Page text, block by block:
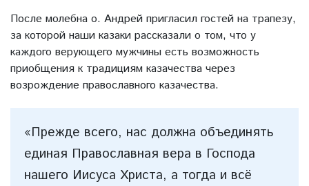
После молебна о. Андрей пригласил гостей на трапезу,
за которой наши казаки рассказали о том, что у
каждого верующего мужчины есть возможность
приобщения к традициям казачества через
возрождение православного казачества.
«Прежде всего, нас должна объединять
единая Православная вера в Господа
нашего Иисуса Христа, а тогда и всё